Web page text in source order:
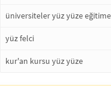
üniversiteler yüz yüze eğitime
yüz felci
kur'an kursu yüz yüze